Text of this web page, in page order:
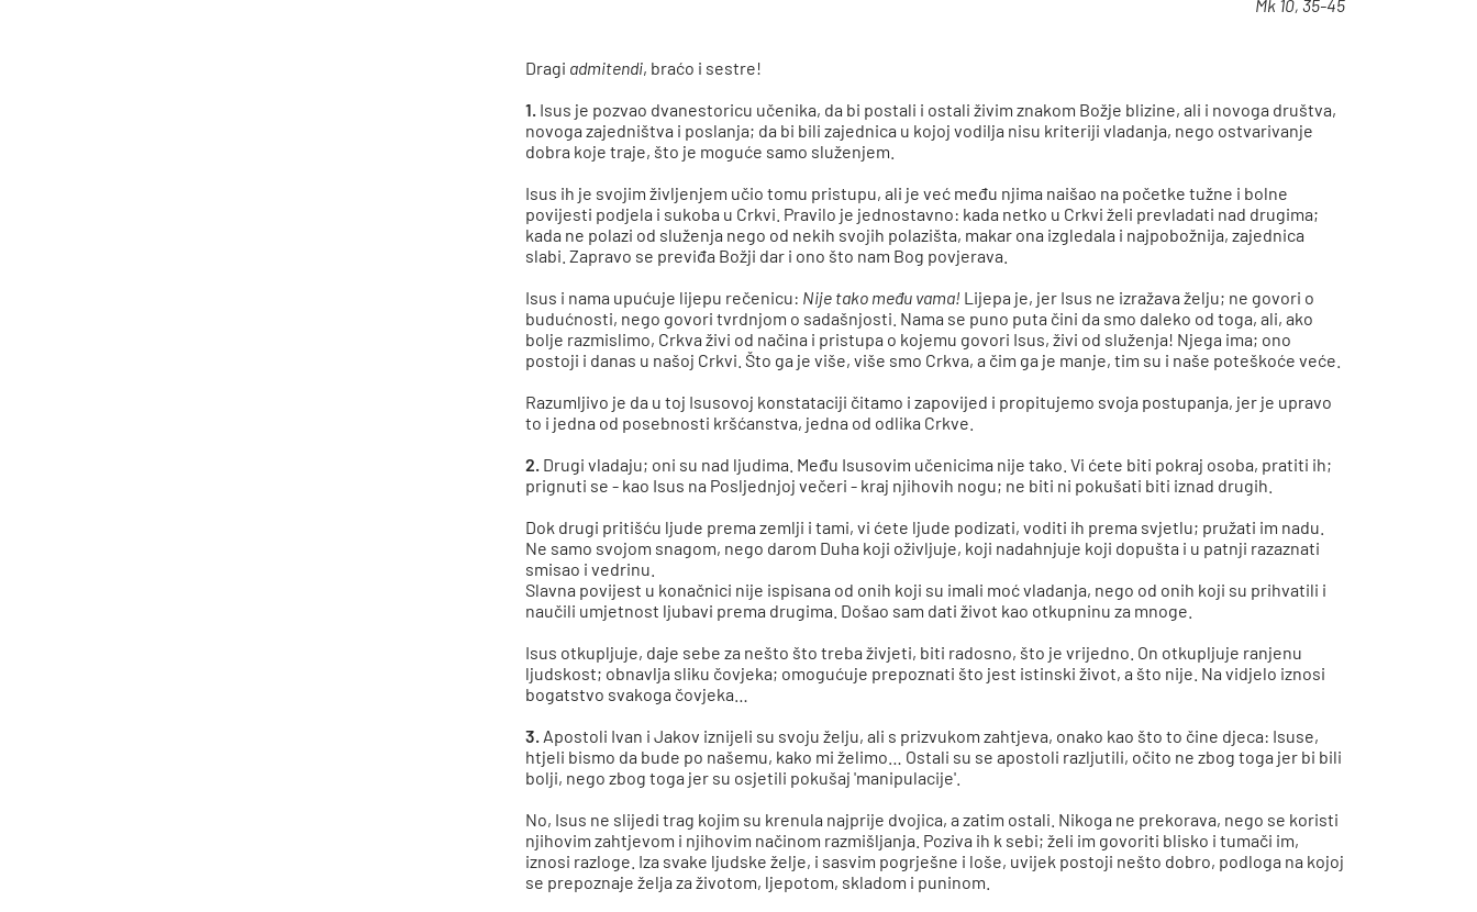
Mk 10, 35-45
Dragi admitendi, braćo i sestre!
1. Isus je pozvao dvanestoricu učenika, da bi postali i ostali živim znakom Božje blizine, ali i novoga društva,
novoga zajedništva i poslanja; da bi bili zajednica u kojoj vodilja nisu kriteriji vladanja, nego ostvarivanje
dobra koje traje, što je moguće samo služenjem.
Isus ih je svojim življenjem učio tomu pristupu, ali je već među njima naišao na početke tužne i bolne
povijesti podjela i sukoba u Crkvi. Pravilo je jednostavno: kada netko u Crkvi želi prevladati nad drugima;
kada ne polazi od služenja nego od nekih svojih polazišta, makar ona izgledala i najpobožnija, zajednica
slabi. Zapravo se previđa Božji dar i ono što nam Bog povjerava.
Isus i nama upućuje lijepu rečenicu: Nije tako među vama! Lijepa je, jer Isus ne izražava želju; ne govori o
budućnosti, nego govori tvrdnjom o sadašnjosti. Nama se puno puta čini da smo daleko od toga, ali, ako
bolje razmislimo, Crkva živi od načina i pristupa o kojemu govori Isus, živi od služenja! Njega ima; ono
postoji i danas u našoj Crkvi. Što ga je više, više smo Crkva, a čim ga je manje, tim su i naše poteškoće veće.
Razumljivo je da u toj Isusovoj konstataciji čitamo i zapovijed i propitujemo svoja postupanja, jer je upravo
to i jedna od posebnosti kršćanstva, jedna od odlika Crkve.
2. Drugi vladaju; oni su nad ljudima. Među Isusovim učenicima nije tako. Vi ćete biti pokraj osoba, pratiti ih;
prignuti se - kao Isus na Posljednjoj večeri - kraj njihovih nogu; ne biti ni pokušati biti iznad drugih.
Dok drugi pritišću ljude prema zemlji i tami, vi ćete ljude podizati, voditi ih prema svjetlu; pružati im nadu.
Ne samo svojom snagom, nego darom Duha koji oživljuje, koji nadahnjuje koji dopušta i u patnji razaznati
smisao i vedrinu.
Slavna povijest u konačnici nije ispisana od onih koji su imali moć vladanja, nego od onih koji su prihvatili i
naučili umjetnost ljubavi prema drugima. Došao sam dati život kao otkupninu za mnoge.
Isus otkupljuje, daje sebe za nešto što treba živjeti, biti radosno, što je vrijedno. On otkupljuje ranjenu
ljudskost; obnavlja sliku čovjeka; omogućuje prepoznati što jest istinski život, a što nije. Na vidjelo iznosi
bogatstvo svakoga čovjeka…
3. Apostoli Ivan i Jakov iznijeli su svoju želju, ali s prizvukom zahtjeva, onako kao što to čine djeca: Isuse,
htjeli bismo da bude po našemu, kako mi želimo… Ostali su se apostoli razljutili, očito ne zbog toga jer bi bili
bolji, nego zbog toga jer su osjetili pokušaj 'manipulacije'.
No, Isus ne slijedi trag kojim su krenula najprije dvojica, a zatim ostali. Nikoga ne prekorava, nego se koristi
njihovim zahtjevom i njihovim načinom razmišljanja. Poziva ih k sebi; želi im govoriti blisko i tumači im,
iznosi razloge. Iza svake ljudske želje, i sasvim pogrješne i loše, uvijek postoji nešto dobro, podloga na kojoj
se prepoznaje želja za životom, ljepotom, skladom i puninom.